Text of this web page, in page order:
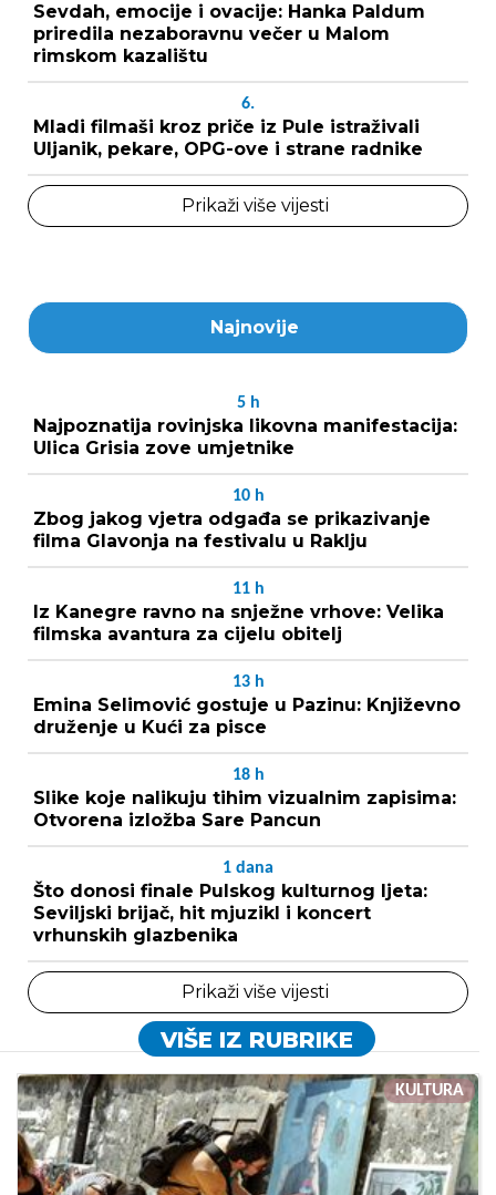
Sevdah, emocije i ovacije: Hanka Paldum
priredila nezaboravnu večer u Malom
rimskom kazalištu
6.
Mladi filmaši kroz priče iz Pule istraživali
Uljanik, pekare, OPG-ove i strane radnike
Prikaži više vijesti
Najnovije
5 h
Najpoznatija rovinjska likovna manifestacija:
Ulica Grisia zove umjetnike
10 h
Zbog jakog vjetra odgađa se prikazivanje
filma Glavonja na festivalu u Raklju
11 h
Iz Kanegre ravno na snježne vrhove: Velika
filmska avantura za cijelu obitelj
13 h
Emina Selimović gostuje u Pazinu: Književno
druženje u Kući za pisce
18 h
Slike koje nalikuju tihim vizualnim zapisima:
Otvorena izložba Sare Pancun
1 dana
Što donosi finale Pulskog kulturnog ljeta:
Seviljski brijač, hit mjuzikl i koncert
vrhunskih glazbenika
Prikaži više vijesti
VIŠE IZ RUBRIKE
KULTURA